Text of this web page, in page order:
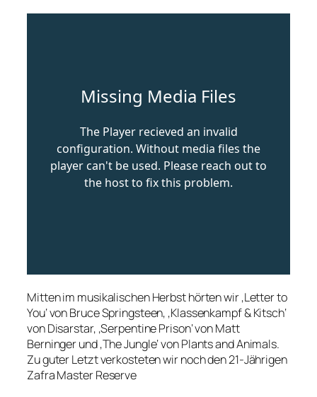
Mitten im musikalischen Herbst hörten wir ‚Letter to
You‘ von Bruce Springsteen, ‚Klassenkampf & Kitsch‘
von Disarstar, ‚Serpentine Prison‘ von Matt
Berninger und ‚The Jungle‘ von Plants and Animals.
Zu guter Letzt verkosteten wir noch den 21-Jährigen
Zafra Master Reserve